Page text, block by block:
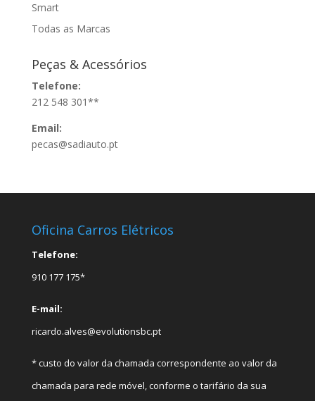
Smart
Todas as Marcas
Peças & Acessórios
Telefone:
212 548 301**
Email:
pecas@sadiauto.pt
Oficina Carros Elétricos
Telefone:
910 177 175*
E-mail:
ricardo.alves@evolutionsbc.pt
* custo do valor da chamada correspondente ao valor da
chamada para rede móvel, conforme o tarifário da sua